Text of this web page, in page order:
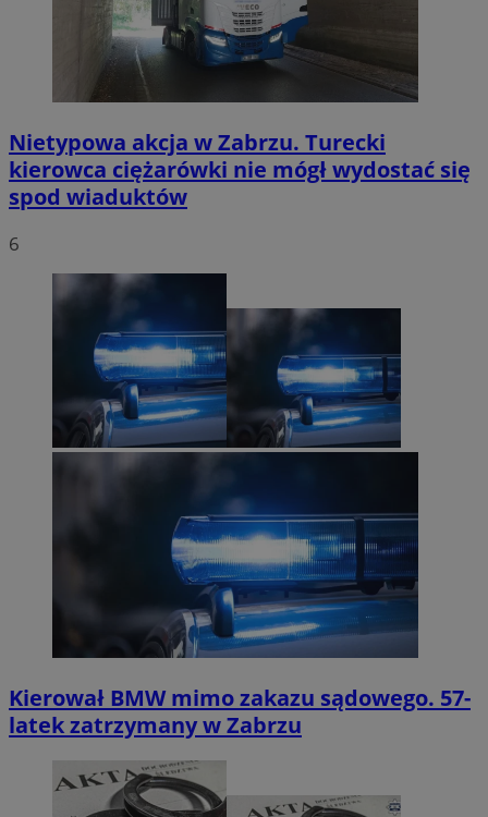
Nietypowa akcja w Zabrzu. Turecki
kierowca ciężarówki nie mógł wydostać się
spod wiaduktów
6
Kierował BMW mimo zakazu sądowego. 57-
latek zatrzymany w Zabrzu